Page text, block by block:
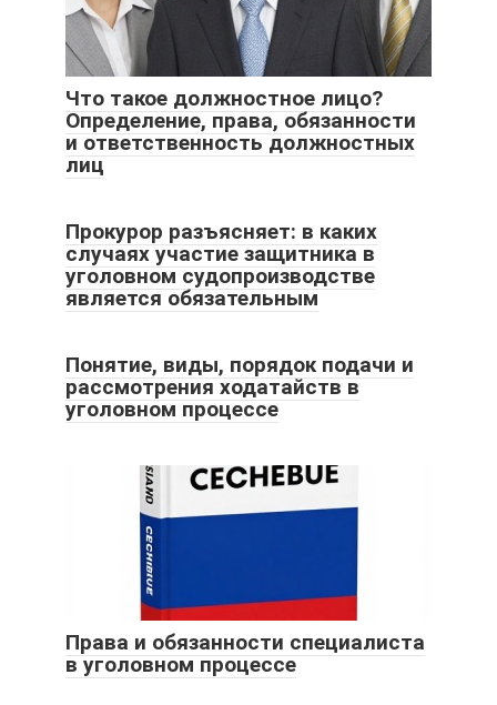
Что такое должностное лицо?
Определение, права, обязанности
и ответственность должностных
лиц
Прокурор разъясняет: в каких
случаях участие защитника в
уголовном судопроизводстве
является обязательным
Понятие, виды, порядок подачи и
рассмотрения ходатайств в
уголовном процессе
Права и обязанности специалиста
в уголовном процессе